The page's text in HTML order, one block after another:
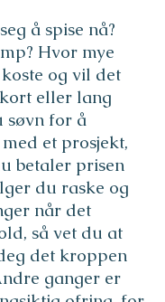
å spise nå?
Hvor mye
og vil det
eller lang
søvn for å
et prosjekt,
betaler prisen
du raske og
når det
så vet du at
det kroppen
ganger er